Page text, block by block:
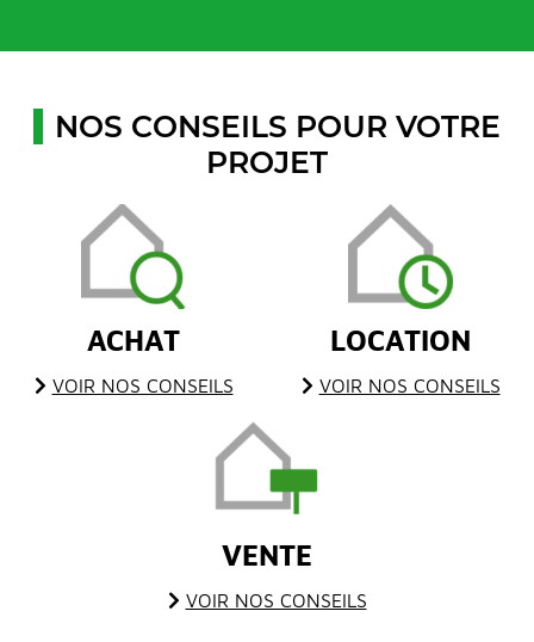
NOS CONSEILS POUR VOTRE
PROJET
ACHAT
VOIR NOS CONSEILS
LOCATION
VOIR NOS CONSEILS
VENTE
VOIR NOS CONSEILS